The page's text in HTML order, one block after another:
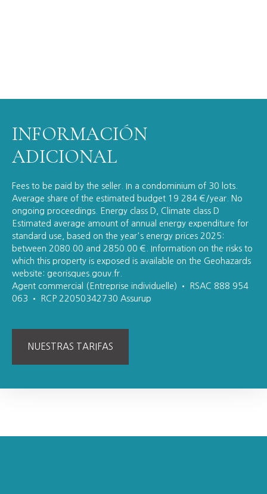
INFORMACIÓN
ADICIONAL
Fees to be paid by the seller. In a condominium of 30 lots.
Average share of the estimated budget 19 284 €/year. No
ongoing proceedings. Energy class D, Climate class D
Estimated average amount of annual energy expenditure for
standard use, based on the year's energy prices 2025:
between 2080.00 and 2850.00 €. Information on the risks to
which this property is exposed is available on the Geohazards
website: georisques.gouv.fr.
Agent commercial (Entreprise individuelle) • RSAC 888 954
063 • RCP 22050342730 Assurup
NUESTRAS TARIFAS